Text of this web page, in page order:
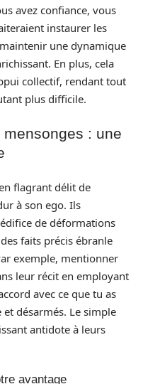
avez confiance, vous
instaurer les
une dynamique
En plus, cela
collectif, rendant tout
plus difficile.
: une
flagrant délit de
à son ego. Ils
de déformations
faits précis ébranle
exemple, mentionner
leur récit en employant
avec ce que tu as
et désarmés. Le simple
antidote à leurs
avantage